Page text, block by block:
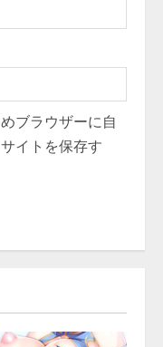
ブラウザーに自
イトを保存す